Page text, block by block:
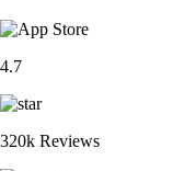
4.7
320k Reviews